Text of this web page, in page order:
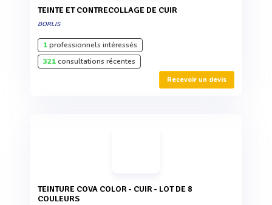
TEINTE ET CONTRECOLLAGE DE CUIR
BORLIS
1professionnels intéressés
321consultations récentes
Recevoir un devis
TEINTURE COVA COLOR - CUIR - LOT DE 8
COULEURS